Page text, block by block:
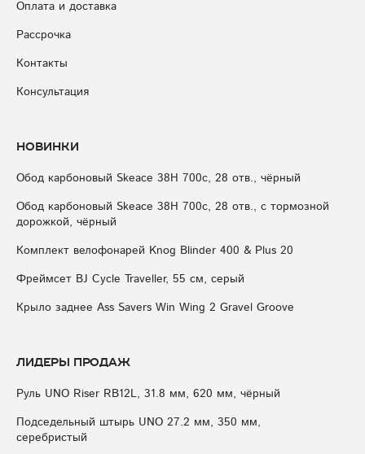
Оплата и доставка
Рассрочка
Контакты
Консультация
Новинки
Обод карбоновый Skeace 38H 700с, 28 отв., чёрный
Обод карбоновый Skeace 38H 700с, 28 отв., с тормозной
дорожкой, чёрный
Комплект велофонарей Knog Blinder 400 & Plus 20
Фреймсет BJ Cycle Traveller, 55 см, серый
Крыло заднее Ass Savers Win Wing 2 Gravel Groove
Лидеры продаж
Руль UNO Riser RB12L, 31.8 мм, 620 мм, чёрный
Подседельный штырь UNO 27.2 мм, 350 мм,
серебристый